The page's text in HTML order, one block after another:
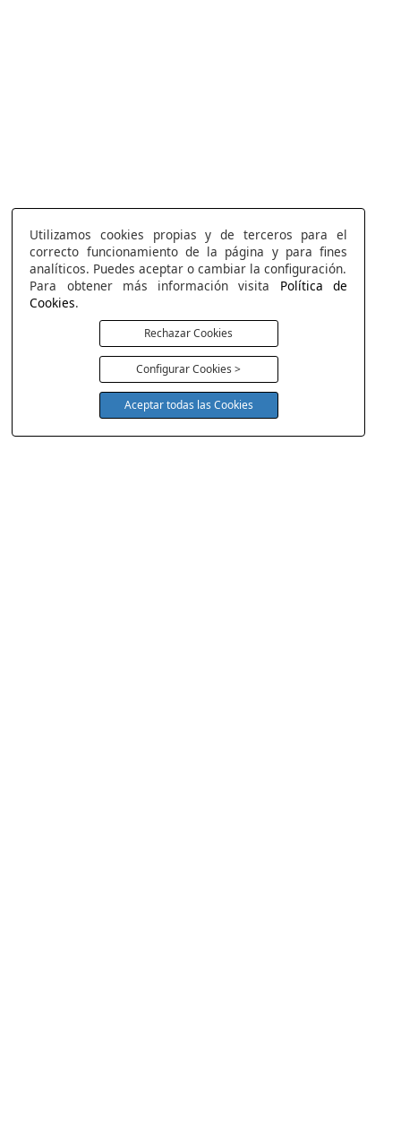
Utilizamos cookies propias y de terceros para el
correcto funcionamiento de la página y para fines
analíticos. Puedes aceptar o cambiar la configuración.
Para obtener más información visita Política de
Cookies.
Rechazar Cookies
Configurar Cookies >
Aceptar todas las Cookies